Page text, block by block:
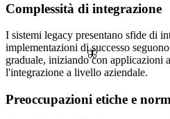
🦋
Complessità di integrazione
I sistemi legacy presentano sfide di
implementazioni di successo
graduale, iniziando con applicazioni
l'integrazione a livello aziendale.
Preoccupazioni etiche e